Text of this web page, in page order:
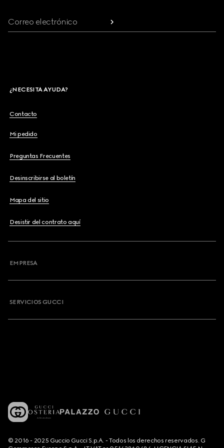
Correo electrónico
¿NECESITA AYUDA?
Contacto
Mi pedido
Preguntas Frecuentes
Desinscribirse al boletín
Mapa del sitio
Desistir del contrato aquí
EMPRESA
SERVICIOS GUCCI
© 2016 - 2025 Guccio Gucci S.p.A. - Todos los derechos reservados. G